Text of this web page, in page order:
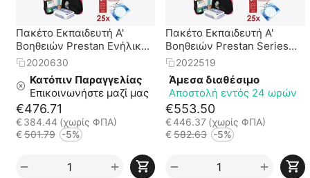
Πακέτο Εκπαιδευτή Α'
Βοηθειών Prestan Ενήλικα
Βασικό + Εκπ. Απινιδωτής
2020630
Κατόπιν Παραγγελίας
Επικοινωνήστε μαζί μας
€476.71
€ 384.44 (χωρίς ΦΠΑ)
€ 501.79 -5%
+
−
Πακέτο Εκπαιδευτή Α'
Βοηθειών Prestan Series
2000 + Εκπ. Απινιδωτής
2022519
Άμεσα διαθέσιμο
Αποστολή εντός 24 ωρών
€553.50
€446.37 (χωρίς ΦΠΑ)
€582.63 -5%
+
−